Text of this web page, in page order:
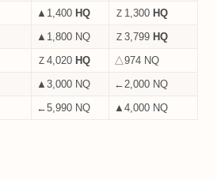
▲1,400 HQ Ｚ1,300 HQ
▲1,800 NQ Ｚ3,799 HQ
Ｚ4,020 HQ
△974 NQ
▲3,000 NQ
←2,000 NQ
←5,990 NQ ▲4,000 NQ